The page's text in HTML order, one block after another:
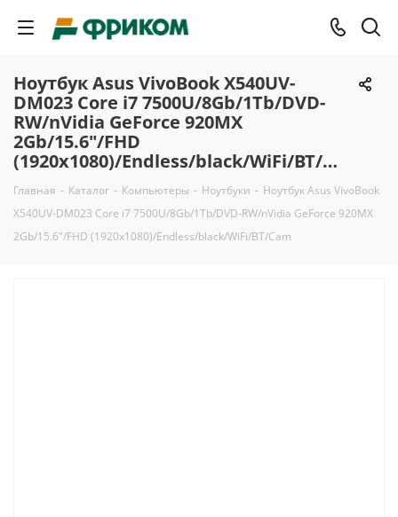
Ноутбук Asus VivoBook X540UV-
DM023 Core i7 7500U/8Gb/1Tb/DVD-
RW/nVidia GeForce 920MX
2Gb/15.6"/FHD
(1920x1080)/Endless/black/WiFi/BT/Cam
Главная - Каталог - Компьютеры - Ноутбуки - Ноутбук Asus VivoBook
X540UV-DM023 Core i7 7500U/8Gb/1Tb/DVD-RW/nVidia GeForce 920MX
2Gb/15.6"/FHD (1920x1080)/Endless/black/WiFi/BT/Cam